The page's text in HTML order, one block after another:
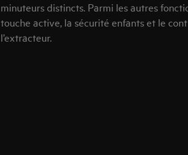
minuteurs distincts. Parmi les autres
touche active, la sécurité enfants et le
l’extracteur.